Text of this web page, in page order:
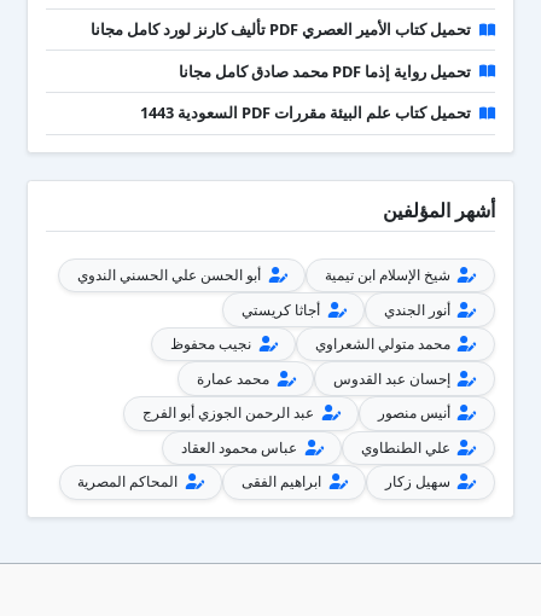
تحميل كتاب الأمير العصري PDF تأليف كارنز لورد كامل مجانا
تحميل رواية إذما PDF محمد صادق كامل مجانا
تحميل كتاب علم البيئة مقررات PDF السعودية 1443
أشهر المؤلفين
شيخ الإسلام ابن تيمية
أبو الحسن علي الحسني الندوي
أنور الجندي
أجاثا كريستي
محمد متولي الشعراوي
نجيب محفوظ
إحسان عبد القدوس
محمد عمارة
أنيس منصور
عبد الرحمن الجوزي أبو الفرج
علي الطنطاوي
عباس محمود العقاد
سهيل زكار
ابراهيم الفقى المحاكم المصرية